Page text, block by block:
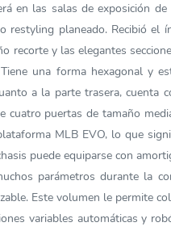
en las salas de exposición
planeado. Recibió el
y las elegantes
una forma hexagonal y
a la parte trasera, cuenta
puertas de tamaño
MLB EVO, lo que
puede equiparse con
parámetros durante la
Este volumen le permite
variables automáticas y